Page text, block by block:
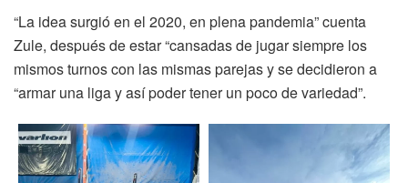
“La idea surgió en el 2020, en plena pandemia” cuenta
Zule, después de estar “cansadas de jugar siempre los
mismos turnos con las mismas parejas y se decidieron a
“armar una liga y así poder tener un poco de variedad”.